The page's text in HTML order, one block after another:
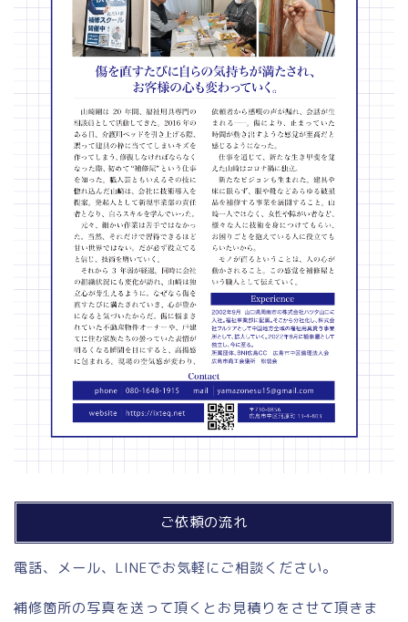
ご依頼の流れ
電話、メール、LINEでお気軽にご相談ください。
補修箇所の写真を送って頂くとお見積りをさせて頂きま